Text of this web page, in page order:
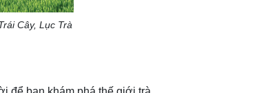
Cây, Lục Trà